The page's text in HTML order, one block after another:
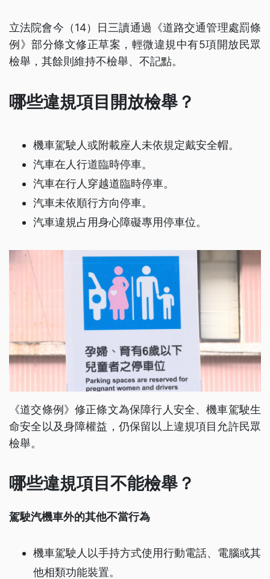
立法院會今（14）日三讀通過《道路交通管理處罰條
例》部分條文修正草案，輕微違規中有5項開放民眾
檢舉，其餘則維持不檢舉、不記點。
哪些違規項目開放檢舉？
機車駕駛人或附載座人未依規定戴安全帽。
汽車在人行道臨時停車。
汽車在行人穿越道臨時停車。
汽車未依順行方向停車。
汽車違規占用身心障礙專用停車位。
《道交條例》修正條文為保障行人安全、機車駕駛生
命安全以及身障權益，仍保留以上違規項目允許民眾
檢舉。
哪些違規項目不能檢舉？
駕駛汽機車外的其他不當行為
機車駕駛人以手持方式使用行動電話、電腦或其
他相類功能裝置。